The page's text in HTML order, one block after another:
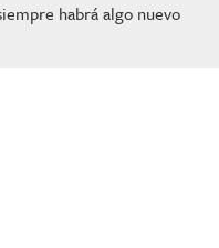
habrá algo nuevo